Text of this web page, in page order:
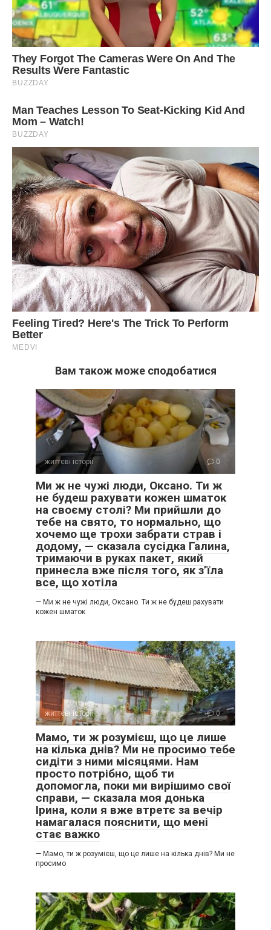
Вам також може сподобатися
життєві історії 0
Ми ж не чужі люди, Оксано. Ти ж
не будеш рахувати кожен шматок
на своєму столі? Ми прийшли до
тебе на свято, то нормально, що
хочемо ще трохи забрати страв і
додому, — сказала сусідка Галина,
тримаючи в руках пакет, який
принесла вже після того, як з’їла
все, що хотіла
— Ми ж не чужі люди, Оксано. Ти ж не будеш рахувати
кожен шматок
життєві історії 0
Мамо, ти ж розумієш, що це лише
на кілька днів? Ми не просимо тебе
сидіти з ними місяцями. Нам
просто потрібно, щоб ти
допомогла, поки ми вирішимо свої
справи, — сказала моя донька
Ірина, коли я вже втретє за вечір
намагалася пояснити, що мені
стає важко
— Мамо, ти ж розумієш, що це лише на кілька днів? Ми не
просимо